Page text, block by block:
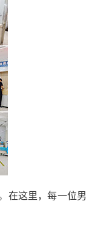
在这里，每一位男